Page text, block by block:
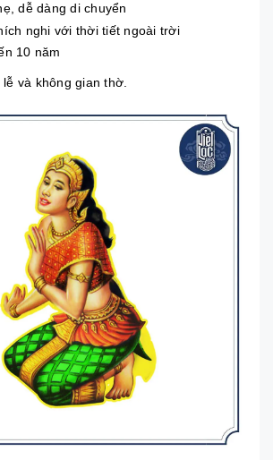
dễ dàng di chuyển
nghi với thời tiết ngoài trời
10 năm
và không gian thờ.